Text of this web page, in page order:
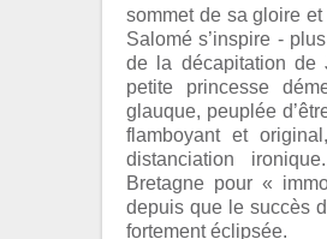
sommet de sa gloire
Salomé s’inspire -
de la décapitation de
petite princesse
glauque, peuplée
flamboyant et
distanciation
Bretagne pour «
depuis que le succès
fortement éclipsée.